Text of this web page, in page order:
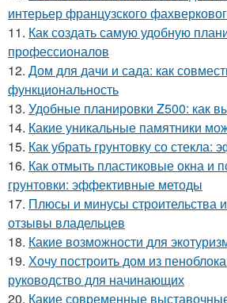
интерьер французского
11. Как создать самую удобную
профессионалов
12. Дом для дачи и сада: как
функциональность
13. Удобные планировки Z500: как
14. Какие уникальные памятники
15. Как убрать грунтовку со
16. Как отмыть пластиковые окна и
грунтовки: эффективные методы
17. Плюсы и минусы строительства
отзывы владельцев
18. Какие возможности для
19. Хочу построить дом из
руководство для начинающих
20. Какие современные